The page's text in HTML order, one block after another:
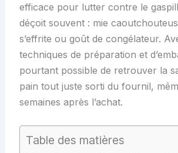
efficace pour lutter contre le
déçoit souvent : mie
s’effrite ou goût de congélateur.
techniques de préparation et
pourtant possible de retrouver la
pain tout juste sorti du fournil,
semaines après l’achat.
Table des matières